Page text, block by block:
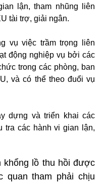
lận, tham nhũng liên
tài trợ, giải ngân.
vụ việc trầm trọng liên
động nghiệp vụ bởi các
trong các phòng, ban
và có thể theo đuổi vụ
dựng và triển khai các
tra các hành vi gian lận,
khổng lồ thu hồi được
quan tham phải chịu